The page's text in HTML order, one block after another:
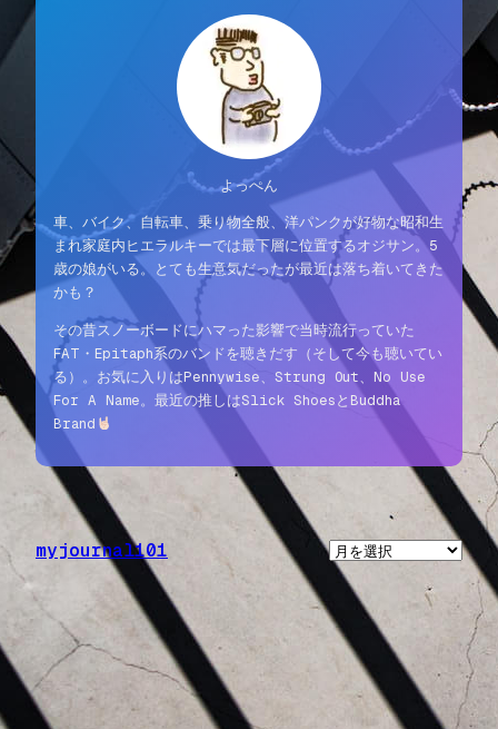
よっぺん
車、バイク、自転車、乗り物全般、洋パンクが好物な昭和生
まれ家庭内ヒエラルキーでは最下層に位置するオジサン。5
歳の娘がいる。とても生意気だったが最近は落ち着いてきた
かも？
その昔スノーボードにハマった影響で当時流行っていた
FAT・Epitaph系のバンドを聴きだす（そして今も聴いてい
る）。お気に入りはPennywise、Strung Out、No Use
For A Name。最近の推しはSlick ShoesとBuddha
Brand
myjournal101
ア
ー
イ
ブ